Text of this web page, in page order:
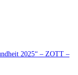
2025“ – ZOTT –